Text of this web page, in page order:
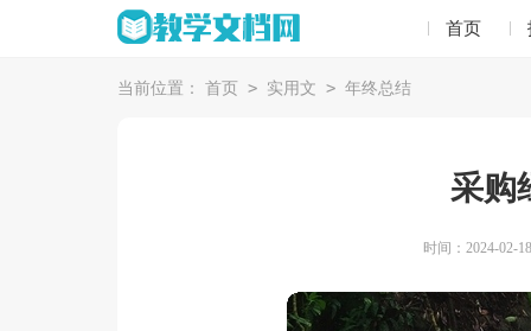
首页
当前位置： 首页 > 实用文 > 年终总结
采购
时间：2024-02-